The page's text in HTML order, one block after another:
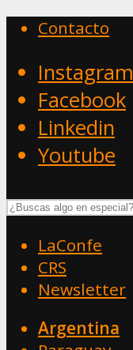
Contacto
Instagram
Facebook
Linkedin
Youtube
LaConfe
CRS
Newsletter
Argentina